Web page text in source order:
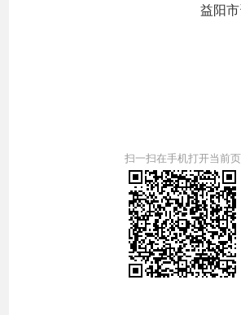
益阳市
扫一扫在手机打开当前页